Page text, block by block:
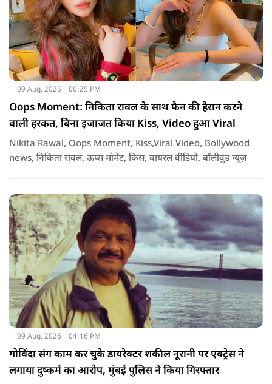
09 Aug, 2026 06:25 PM
Oops Moment: निकिता रावल के साथ फैन की हैरान करने
वाली हरकत, बिना इजाजत किया Kiss, Video हुआ Viral
Nikita Rawal, Oops Moment, Kiss,Viral Video, Bollywood
news, निकिता रावल, ऊप्स मोमेंट, किस, वायरल वीडियो, बॉलीवुड न्यूज़
09 Aug, 2026 04:16 PM
गोविंदा संग काम कर चुके डायरेक्टर शकील नूरानी पर एक्ट्रेस ने
लगाया दुष्कर्म का आरोप, मुंबई पुलिस ने किया गिरफ्तार